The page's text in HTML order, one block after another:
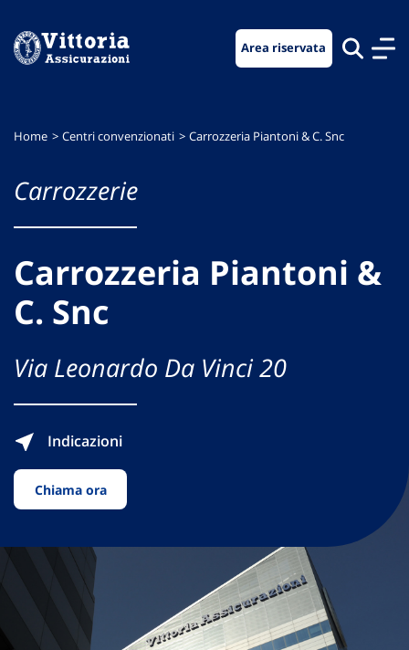
menu
contenuto
footer
Area riservata
Home Centri convenzionati Carrozzeria Piantoni & C. Snc
Carrozzerie
Carrozzeria Piantoni &
C. Snc
Via Leonardo Da Vinci 20
Indicazioni
Chiama ora